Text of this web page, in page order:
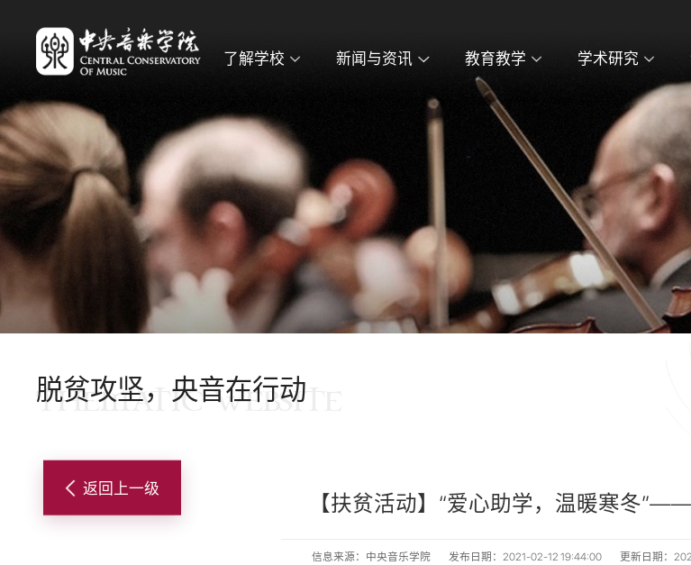
了解学校 新闻与资讯 教育教学 学术研究
脱贫攻坚，央音在行动
THEMATIC WEBSITE
返回上一级
【扶贫活动】“爱心助学，温暖寒冬
信息来源：中央音乐学院 发布日期：2021-02-12 19:44:00 更新日期：